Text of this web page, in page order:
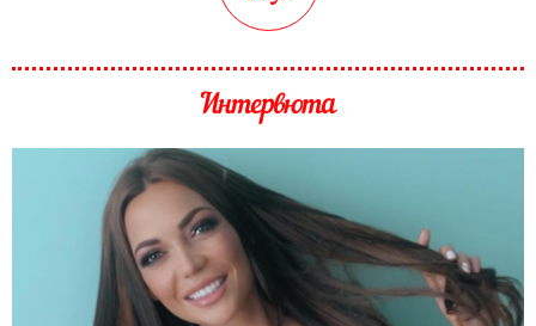
Интервюта